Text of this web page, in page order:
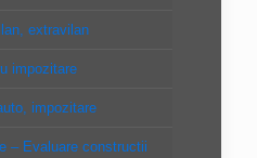
extravilan
impozitare
impozitare
– Evaluare constructii